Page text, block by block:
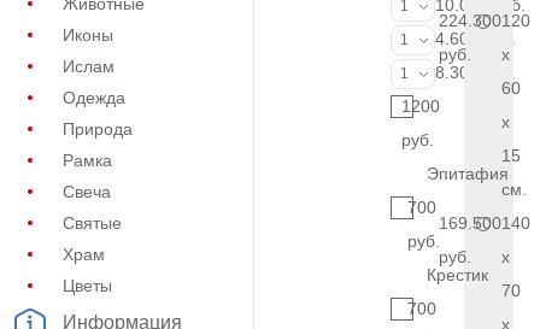
Иконы
Ислам
Одежда
Природа
Рамка
Свеча
Святые
Храм
Цветы
Информация
Портрет
1
10.000 руб.
Фотокерамика
1
4.600 руб.
Фото на
1
8.300 руб.
1200
руб.
Эпитафия
700
руб.
Крестик
700
224.300
руб.
120
x
60
x
15
см.
169.500
руб.
140
x
70
x